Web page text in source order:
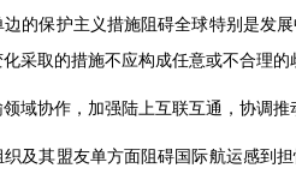
的保护主义措施阻碍全球特别是发
采取的措施不应构成任意或不合理
域协作，加强陆上互联互通，协调
及其盟友单方面阻碍国际航运感到